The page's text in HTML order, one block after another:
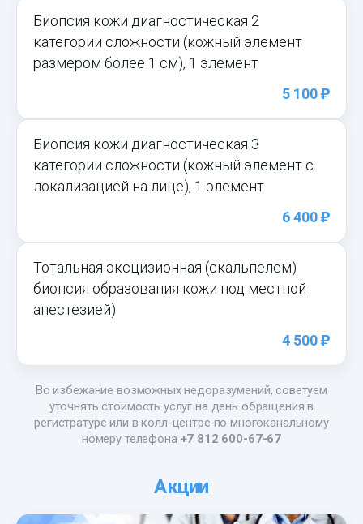
Биопсия кожи диагностическая 2
категории сложности (кожный элемент
размером более 1 см), 1 элемент
5 100)
Биопсия кожи диагностическая 3
категории сложности (кожный элемент с
локализацией на лице), 1 элемент
6 400)
Тотальная эксцизионная (скальпелем)
биопсия образования кожи под местной
анестезией)
4 500)
Во избежание возможных недоразумений, советуем
уточнять стоимость услуг на день обращения в
регистратуре или в колл-центре по многоканальному
номеру телефона +7 812 600-67-67
Акции